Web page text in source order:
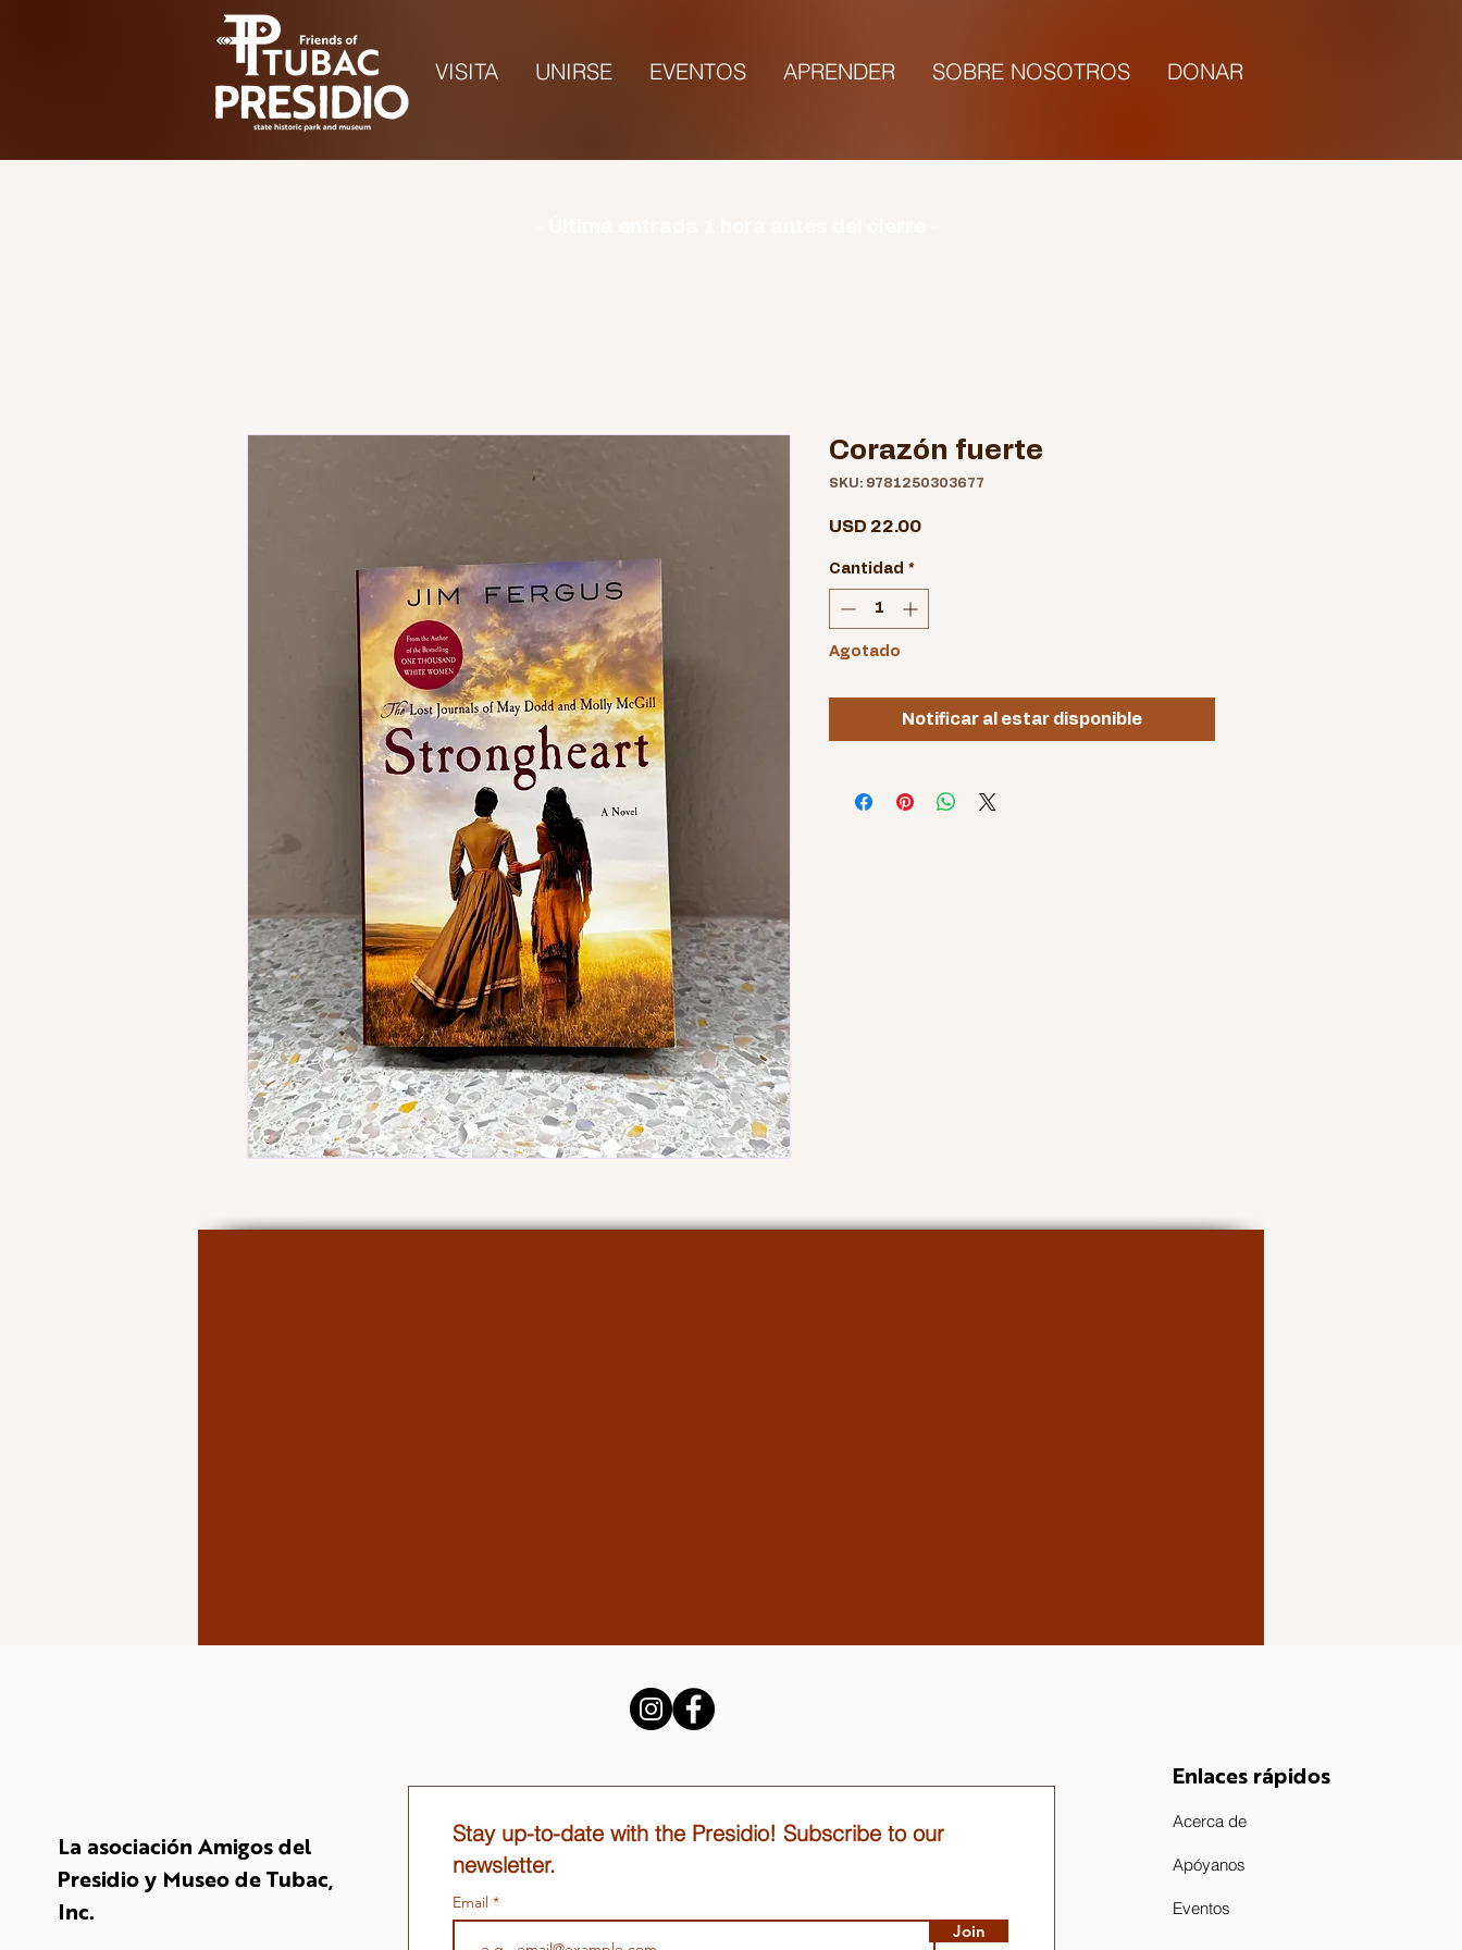
VISITA UNIRSE EVENTOS APRENDER SOBRE NOSOTROS DONAR
Corazón fuerte
SKU: 9781250303677
USD 22.00Precio
Cantidad *
Agotado
Notificar al estar disponible
La asociación Amigos del
Presidio y Museo de Tubac,
Inc.
Stay up-to-date with the Presidio! Subscribe to our
newsletter.
Email
Join
Enlaces rápidos
Acerca de
Apóyanos
Eventos